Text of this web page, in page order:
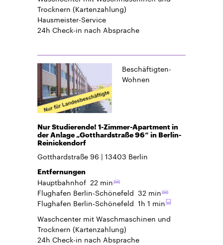
Trocknern (Kartenzahlung)
Hausmeister-Service
24h Check-in nach Absprache
Beschäftigten-
Wohnen
Nur Studierende! 1-Zimmer-Apartment in
der Anlage „Gotthardstraße 96“ in Berlin-
Reinickendorf
Gotthardstraße 96 13403 Berlin
Entfernungen
Hauptbahnhof 22 min
Flughafen Berlin-Schönefeld 32 min
Flughafen Berlin-Schönefeld 1h 1 min
Waschcenter mit Waschmaschinen und
Trocknern (Kartenzahlung)
24h Check-in nach Absprache